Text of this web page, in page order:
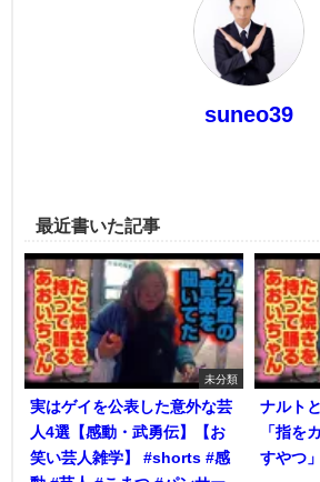
suneo39
最近書いた記事
未分類
実はゲイを公表した意外な芸
人4選【感動・武勇伝】【お
笑い芸人雑学】 #shorts #感
ナルト
「指を
すやつ」